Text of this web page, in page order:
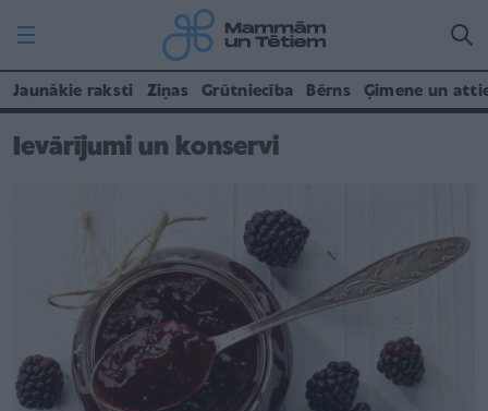
Jaunākie raksti Ziņas Grūtniecība Bērns Ģimene un
Ievārījumi un konservi